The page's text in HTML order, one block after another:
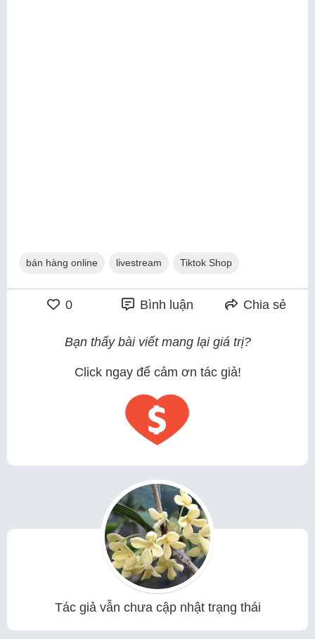
bán hàng online livestream Tiktok Shop
0 Bình luận Chia sẻ
Bạn thấy bài viết mang lại giá trị?
Click ngay để cảm ơn tác giả!
Tác giả vẫn chưa cập nhật trạng thái